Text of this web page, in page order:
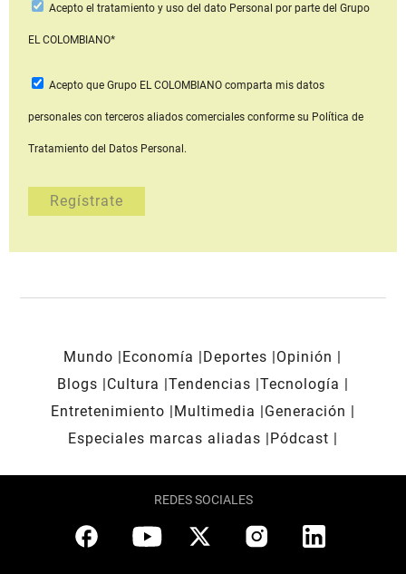
Acepto el tratamiento y uso del dato Personal por parte del Grupo
EL COLOMBIANO*
Acepto que Grupo EL COLOMBIANOcomparta mis datos
personales con terceros aliados comerciales conforme su Política de
Tratamiento del Datos Personal.
Mundo Economía Deportes
Opinión
Blogs
Cultura Tendencias Tecnología
Entretenimiento
Multimedia
Generación
Especiales marcas aliadas
Pódcast
REDES SOCIALES